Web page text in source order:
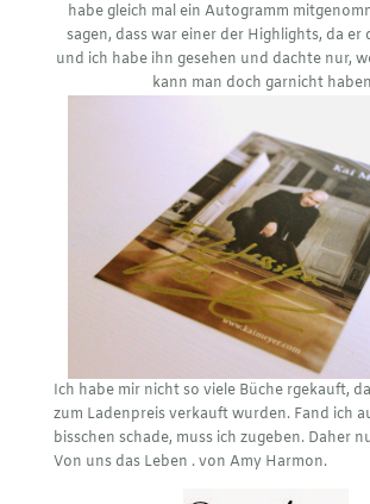
habe gleich mal ein Autogramm
sagen, dass war einer der Highlights, da er
und ich habe ihn gesehen und dachte nur,
kann man doch garnicht
Ich habe mir nicht so viele Büche rgekauft,
zum Ladenpreis verkauft wurden. Fand ich
bisschen schade, muss ich zugeben. Daher
Von uns das Leben . von Amy Harmon.